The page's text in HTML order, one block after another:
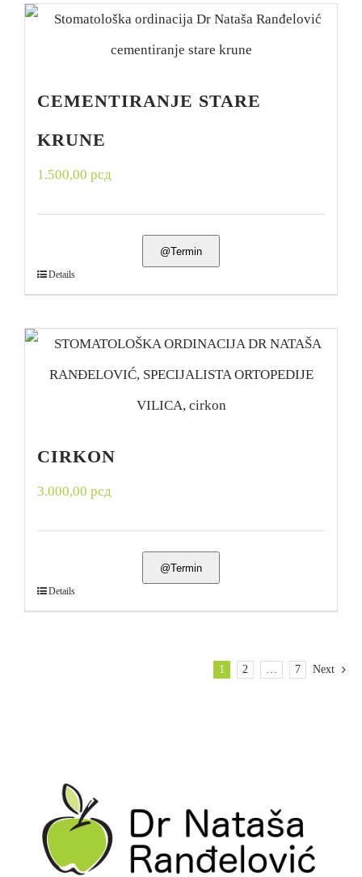
CEMENTIRANJE STARE
KRUNE
1.500,00 рсд
@Termin
Details
CIRKON
3.000,00 рсд
@Termin
Details
1 2 … 7 Next